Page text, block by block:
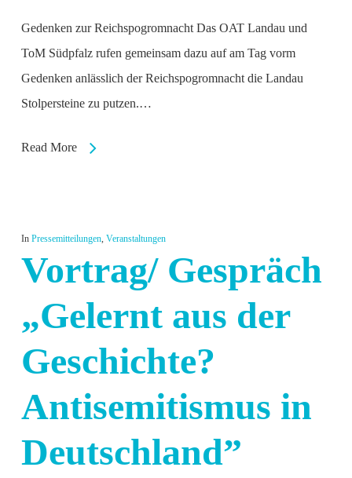
Gedenken zur Reichspogromnacht Das OAT Landau und
ToM Südpfalz rufen gemeinsam dazu auf am Tag vorm
Gedenken anlässlich der Reichspogromnacht die Landau
Stolpersteine zu putzen.…
Read More
In Pressemitteilungen, Veranstaltungen
Vortrag/ Gespräch
„Gelernt aus der
Geschichte?
Antisemitismus in
Deutschland”